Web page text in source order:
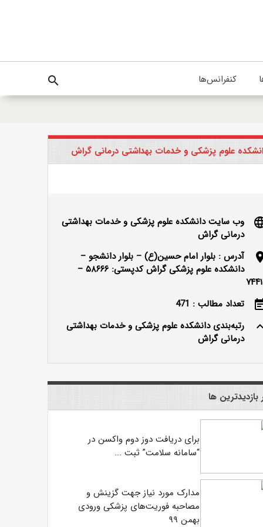
کنفرانس‌ها search
علوم پزشکی و خدمات بهداشتی درمانی گراش
وب سایت دانشکده علوم پزشکی و خدمات بهداشتی
درمانی گراش
آدرس : بلوار امام حسین(ع) – بلوار دانشجو –
دانشکده علوم پزشکی گراش کدپستی: ۵۸۶۶۶ –
تعداد مطالب : 471
keyboard_arrow_up
رتبه‌بندی دانشکده علوم پزشکی و خدمات بهداشتی
درمانی گراش
بازدیدترین ها
برای دریافت دوز دوم واکسن در
“سامانه سلامت” ثبت ...
مدارک مورد نیاز جهت گزینش و
مصاحبه فوریت‌های پزشکی ورودی
بهمن ۹۹